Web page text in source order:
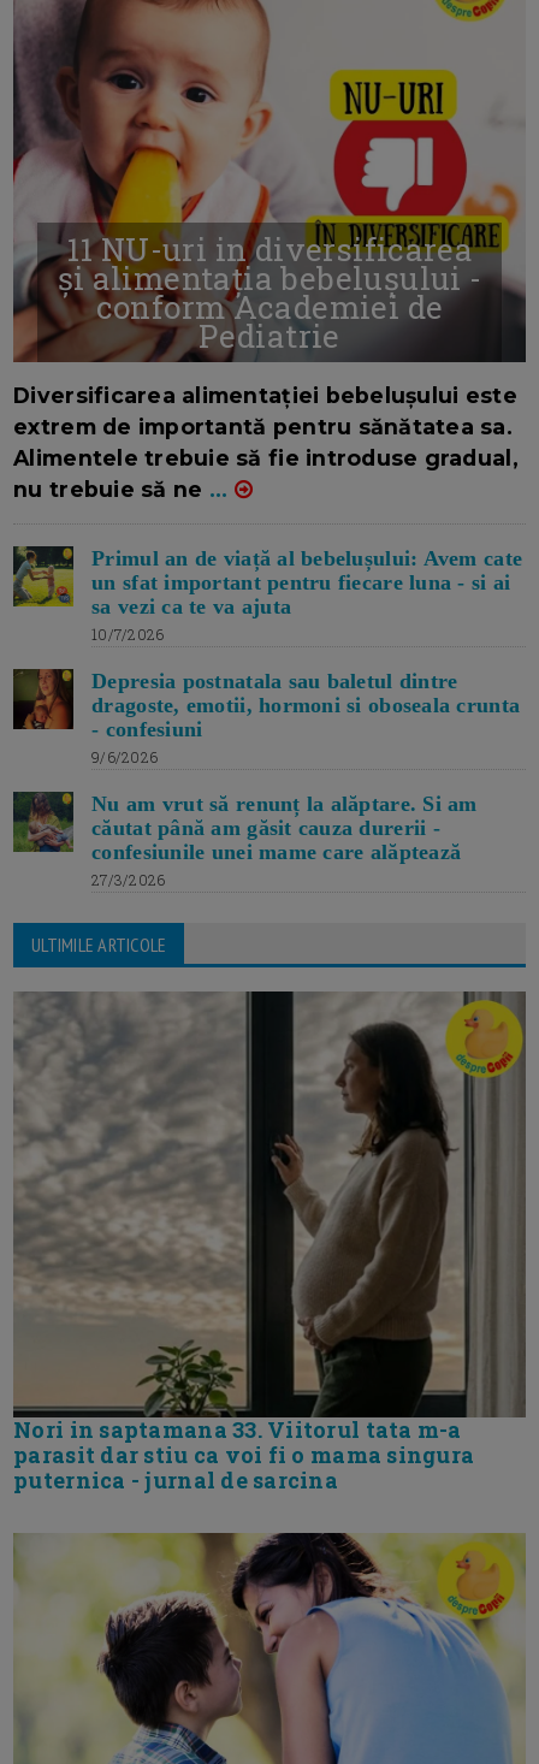
11 NU-uri in diversificarea
și alimentația bebelușului -
conform Academiei de
Pediatrie
Diversificarea alimentației bebelușului este
extrem de importantă pentru sănătatea sa.
Alimentele trebuie să fie introduse gradual,
nu trebuie să ne ...
Primul an de viață al bebelușului: Avem cate
un sfat important pentru fiecare luna - si ai
sa vezi ca te va ajuta
10/7/2026
Depresia postnatala sau baletul dintre
dragoste, emotii, hormoni si oboseala crunta
- confesiuni
9/6/2026
Nu am vrut să renunț la alăptare. Si am
căutat până am găsit cauza durerii -
confesiunile unei mame care alăptează
27/3/2026
ULTIMILE ARTICOLE
Nori in saptamana 33. Viitorul tata m-a
parasit dar stiu ca voi fi o mama singura
puternica - jurnal de sarcina